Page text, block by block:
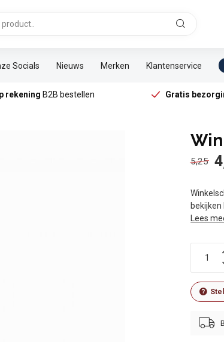
Socials Nieuws Merken Klantenservice
rekening B2B bestellen Gratis
5,25
bekijken
Lees